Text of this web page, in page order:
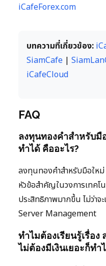
iCafeForex.com
บทความที่เกี่ยวข้อง:
SiamCafe |
iCafeCloud
FAQ
ลงทุนทองคำสำหรับมื
ทำได้ คืออะไร?
ลงทุนทองคำสำหรับมือใหม่
หัวข้อสำคัญในวงการเทคโ
ประสิทธิภาพมากขึ้น ไม่ว่า
Server Management
ทำไมต้องเรียนรู้เรื่อ
ไม่ต้องมีเงินเยอะก็ทำ